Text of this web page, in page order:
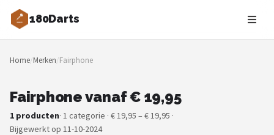
180Darts
Zoeken
NAVIGATIE
Merken
Home/Merken/Fairphone
Fairphone vanaf € 19,95
1 producten· 1 categorie · € 19,95 – € 19,95 ·
Bijgewerkt op 11-10-2024